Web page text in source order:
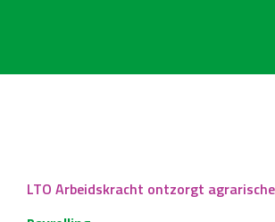
LTO Arbeidskracht ontzorgt